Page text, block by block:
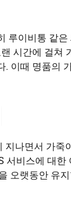
루이비통 같
시간에 걸쳐
이때 명품의
나면서 가
비스에 대
오랫동안 유